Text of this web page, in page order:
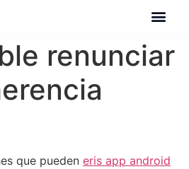
renunciar
que pueden eris app android